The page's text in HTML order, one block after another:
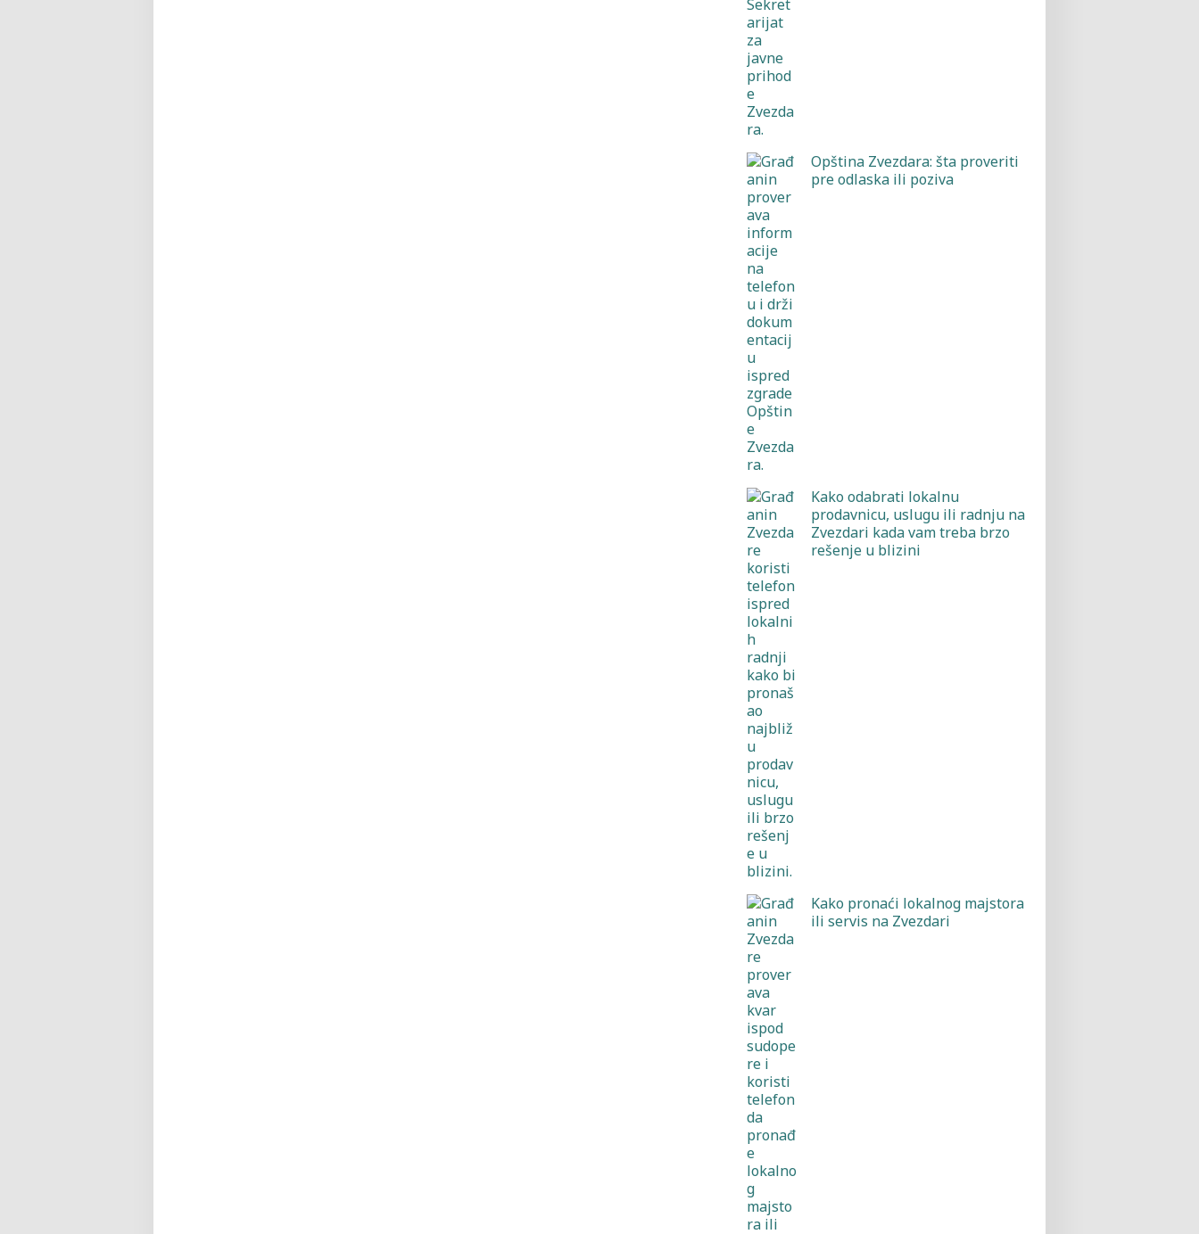
Opština Zvezdara: šta proveriti
pre odlaska ili poziva
Kako odabrati lokalnu
prodavnicu, uslugu ili radnju na
Zvezdari kada vam treba brzo
rešenje u blizini
Kako pronaći lokalnog majstora
ili servis na Zvezdari